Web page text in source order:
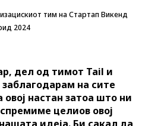
тим на Стартап Викенд
2024
дел од тимот Tail и
на сите
овој настан затоа што ни
целиов овој